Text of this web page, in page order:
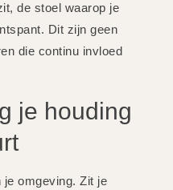
de stoel waarop je
Dit zijn geen
die continu invloed
je houding
omgeving. Zit je